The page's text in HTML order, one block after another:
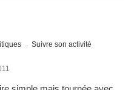
Suivre son activité